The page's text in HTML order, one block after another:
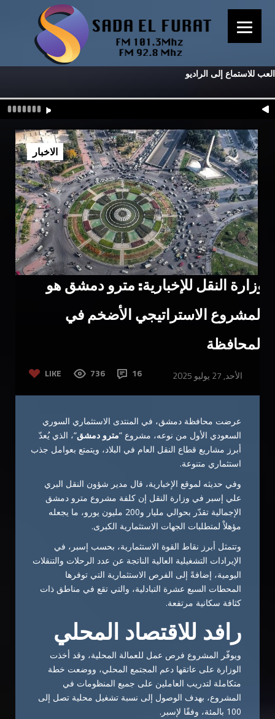
العب للاستماع إلى الراديو
وزارة النقل للإخبارية: مترو دمشق هو
المشروع الاستراتيجي الأضخم في
المحافظة
LIKE 736 16 الأحد, 27 يوليو 2025
الاخبار
عرضت محافظة دمشق، في المنتدى الاستثماري السوري
السعودي الأول من نوعه، مشروع “مترو دمشق“، الذي يُعدّ
أبرز مشاريع قطاع النقل العام في البلاد، ويتمتع بعوامل جذب
استثماري متنوعة.
وفي حديثه لموقع الإخبارية، قال مدير شؤون النقل البري
علي إسبر في وزارة النقل إن كلفة مشروع مترو دمشق
الإجمالية تقدّر بحوالي مليار و200 مليون يورو، ما يجعله
مؤهلاْ لمتطلبات الجهات الاستثمارية الكبرى.
وتتمثل أبرز نقاط القوة الاستثمارية، بحسب إسبر، في
الإيرادات التشغيلية العالية الناتجة عن عدد الرحلات والتنقلات
اليومية، إضافةً إلى الفرص الاستثمارية التي توفرها
المحطات السبع عشرة التبادلية، والتي تقع في مناطق ذات
كثافة سكانية مرتفعة.
رافد للاقتصاد المحلي
ويوفّر المشروع فرص عمل للعمالة المحلية، وقد أخذت
الوزارة على عاتقها دعم المجتمع المحلي، ووضعت خطة
متكاملة لتدريب العاملين على جميع المنظومات في
المشروع، بهدف الوصول إلى نسبة تشغيل محلية تصل إلى
100 بالمئة، وفقًا لإسبر.